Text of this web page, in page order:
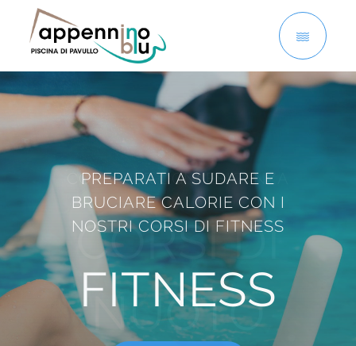
content
CORSI PER OGNI ESIGENZA
CORSI DI
NUOTO
PREPARATI A SUDARE E
BRUCIARE CALORIE CON I
NOSTRI CORSI DI FITNESS
FITNESS
PREVIOUS